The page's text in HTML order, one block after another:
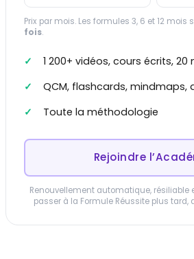
Prix par mois. Les formules 3, 6 et 12 mois
fois.
1 200+ vidéos, cours écrits, 20
QCM, flashcards, mindmaps,
Toute la méthodologie
Rejoindre
Renouvellement automatique, résiliable
passer à la Formule Réussite plus tard,